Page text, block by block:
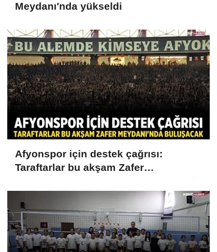
Meydanı'nda yükseldi
Afyonspor için destek çağrısı:
Taraftarlar bu akşam Zafer